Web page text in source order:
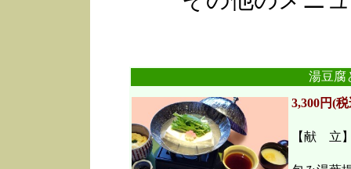
湯豆腐
3,300円(
【献 立